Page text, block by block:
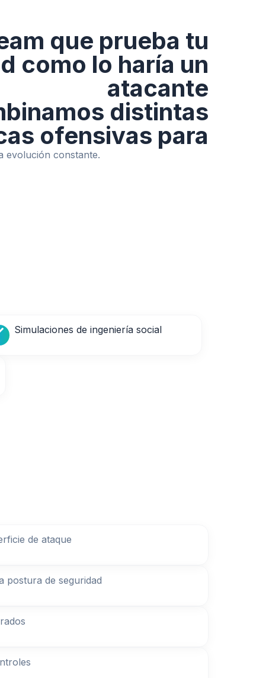
que prueba tu
como lo haría un
atacante
distintas
ofensivas para
evolución constante.
Simulaciones de ingeniería social
de ataque
postura de seguridad